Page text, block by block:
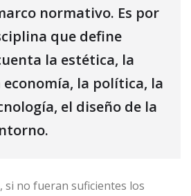
normativo. Es por
que define
la estética, la
economía, la política, la
el diseño de la
si no fueran suficientes los